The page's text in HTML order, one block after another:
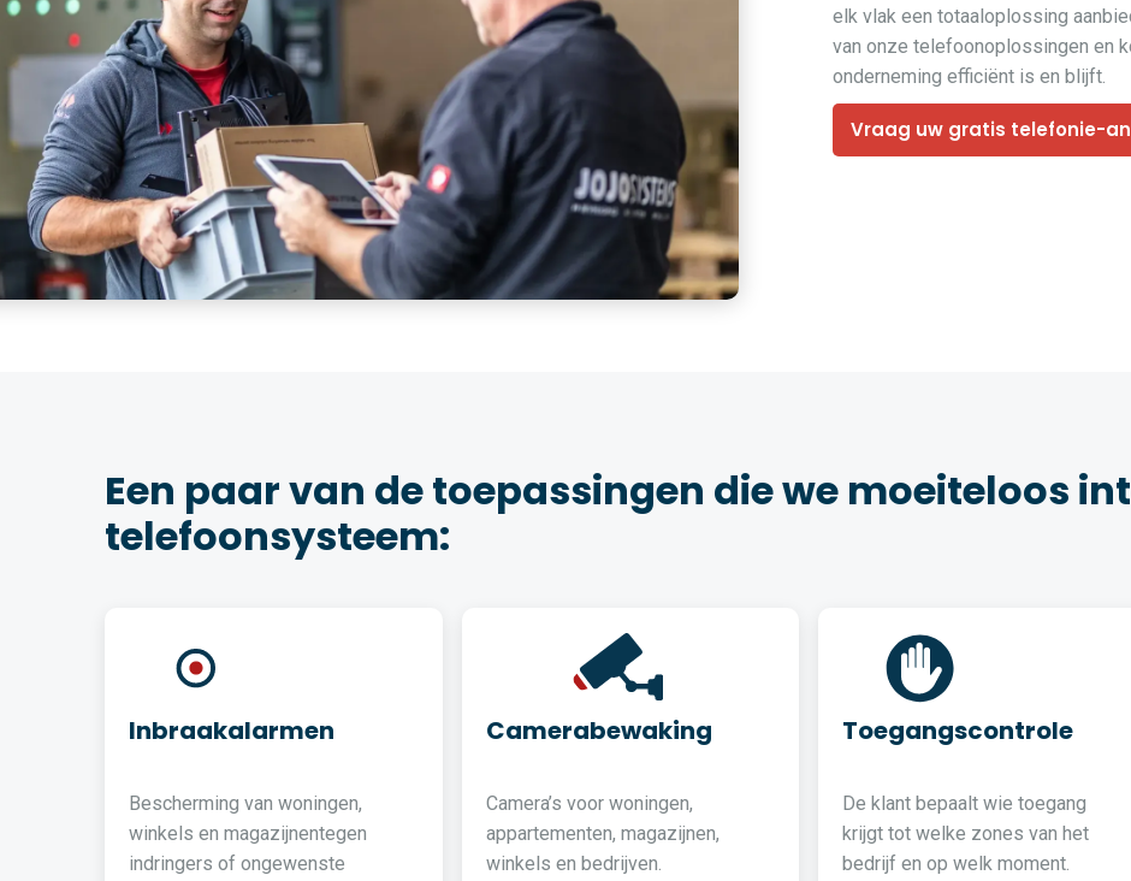
elk vlak een totaaloplossing
van onze telefoonoplossingen en
onderneming efficiënt is en blijft.
Vraag uw gratis telefonie-
Een paar van de toepassingen die we moeiteloos
telefoonsysteem:
Inbraakalarmen
Bescherming van woningen,
winkels en magazijnentegen
indringers of ongewenste
Camerabewaking
Camera’s voor woningen,
appartementen, magazijnen,
winkels en bedrijven.
Toegangscontrole
De klant bepaalt wie toegang
krijgt tot welke zones van het
bedrijf en op welk moment.